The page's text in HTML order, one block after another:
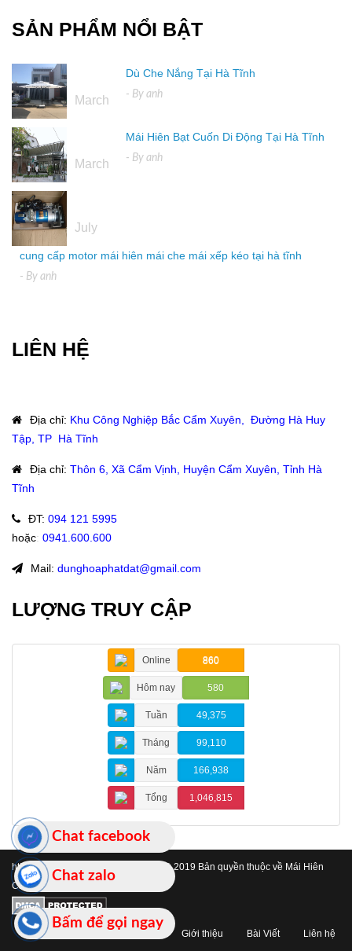
SẢN PHẨM NỔI BẬT
March
Dù Che Nắng Tại Hà Tĩnh
- By anh
March
Mái Hiên Bạt Cuốn Di Động Tại Hà Tĩnh
- By anh
July
cung cấp motor mái hiên mái che mái xếp kéo tại hà tĩnh
- By anh
LIÊN HỆ
Địa chỉ: Khu Công Nghiệp Bắc Cẩm Xuyên, Đường Hà Huy
Tập, TP Hà Tĩnh
Địa chỉ: Thôn 6, Xã Cẩm Vịnh, Huyện Cẩm Xuyên, Tỉnh Hà
Tĩnh
ĐT: 094 121 5995
hoặc: 0941.600.600
Mail: dunghoaphatdat@gmail.com
LƯỢNG TRUY CẬP
Online 860
Hôm nay 580
Tuần 49,375
Tháng 99,110
Năm 166,938
Tổng 1,046,815
https://www.maihienchehatinh.com/
© 2019 Bản quyền thuộc về Mái Hiên
Che Hà Tĩnh
Bấm để gọi ngay
Chat zalo
Chat facebook
Giới thiệu Bài Viết Liên hệ